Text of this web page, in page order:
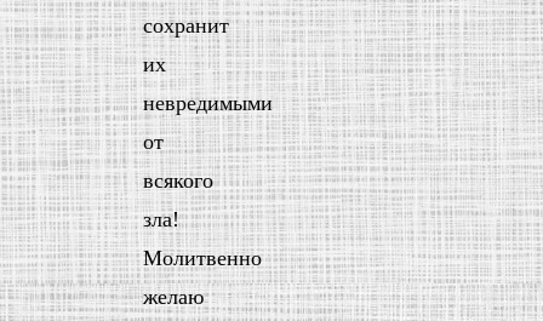
сохранит
их
невредимыми
от
всякого
зла!
Молитвенно
желаю